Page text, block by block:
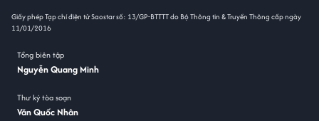
Giấy phép Tạp chí điện tử Saostar số: 13/GP-BTTTT do Bộ Thông tin & Truyền Thông cấp ngày
11/01/2016
Tổng biên tập
Nguyễn Quang Minh
Thư ký tòa soạn
Văn Quốc Nhân